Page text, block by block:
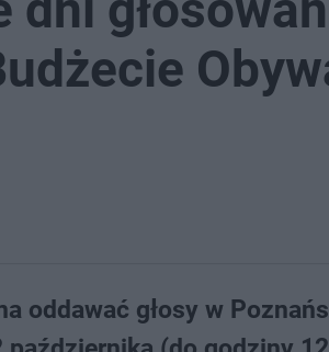
oddawać głosy w